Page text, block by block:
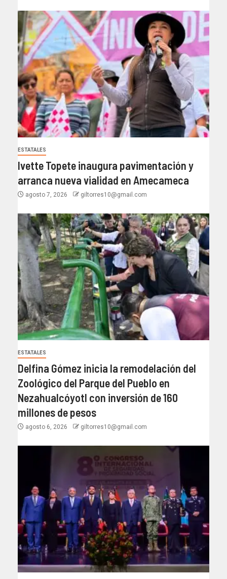
ESTATALES
Ivette Topete inaugura pavimentación y
arranca nueva vialidad en Amecameca
agosto 7, 2026 giltorres10@gmail.com
ESTATALES
Delfina Gómez inicia la remodelación del
Zoológico del Parque del Pueblo en
Nezahualcóyotl con inversión de 160
millones de pesos
agosto 6, 2026 giltorres10@gmail.com